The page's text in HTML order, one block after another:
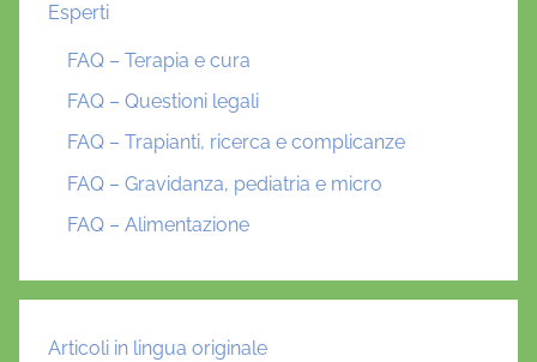
Esperti
FAQ – Terapia e cura
FAQ – Questioni legali
FAQ – Trapianti, ricerca e complicanze
FAQ – Gravidanza, pediatria e micro
FAQ – Alimentazione
Articoli in lingua originale